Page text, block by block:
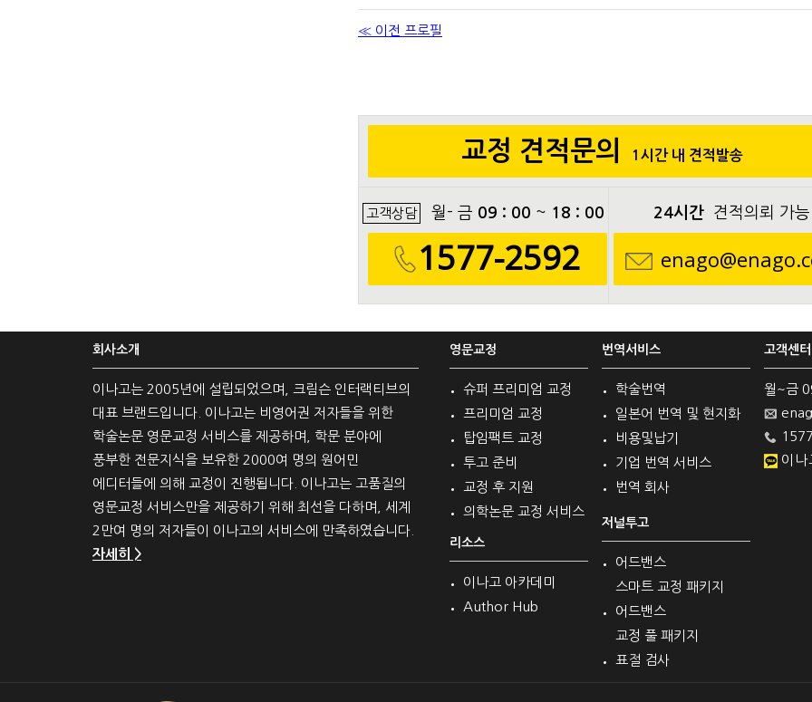
≪ 이전 프로필
교정 견적문의 1시간 내 견적발송
고객상담 월- 금 09 : 00 ~ 18 : 00
1577-2592
24시간 견적의뢰 가능
회사소개
이나고는 2005년에 설립되었으며, 크림슨 인터랙티브의
대표 브랜드입니다. 이나고는 비영어권 저자들을 위한
학술논문 영문교정 서비스를 제공하며, 학문 분야에
풍부한 전문지식을 보유한 2000여 명의 원어민
에디터들에 의해 교정이 진행됩니다. 이나고는 고품질의
영문교정 서비스만을 제공하기 위해 최선을 다하며, 세계
2만여 명의 저자들이 이나고의 서비스에 만족하였습니다.
자세히 >
영문교정
슈퍼 프리미엄 교정
프리미엄 교정
탑임팩트 교정
투고 준비
교정 후 지원
의학논문 교정 서비스
리소스
이나고 아카데미
Author Hub
번역서비스
학술번역
일본어 번역 및 현지화
비용및납기
기업 번역 서비스
번역 회사
저널투고
어드밴스
스마트 교정 패키지
어드밴스
교정 풀 패키지
표절 검사
고객센터
월~금
이나